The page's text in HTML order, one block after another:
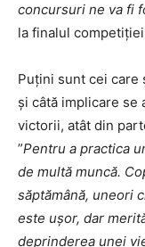
concursuri ne va fi
la finalul
Puțini sunt cei care
și câtă implicare se
victorii, atât din
”Pentru a practica
de multă muncă.
săptămână, uneori
este ușor, dar
deprinderea unei